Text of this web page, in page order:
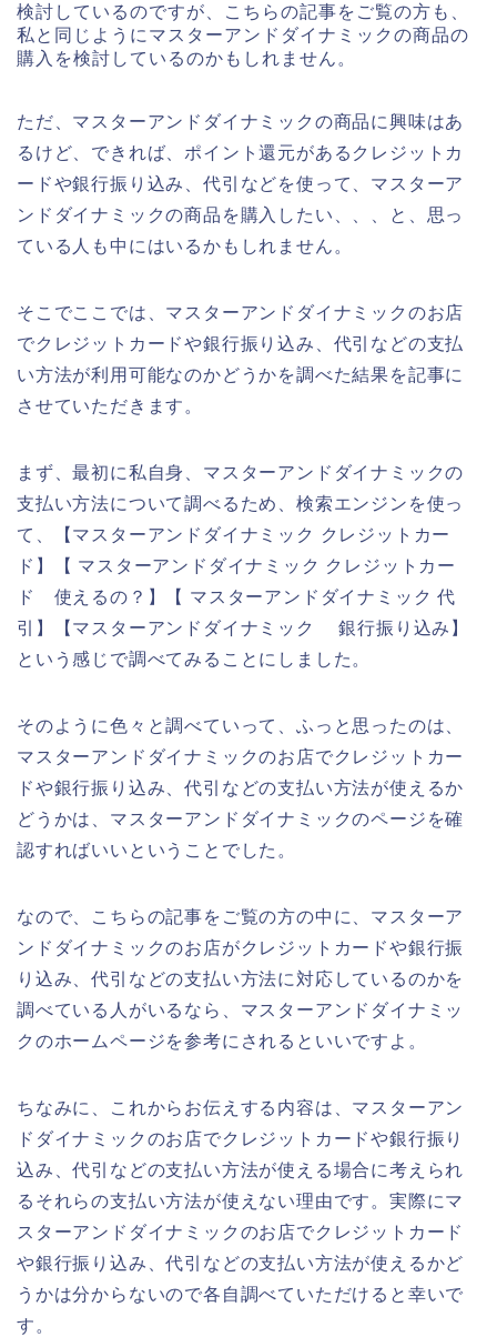
検討しているのですが、こちらの記事をご覧の方も、
私と同じようにマスターアンドダイナミックの商品の
購入を検討しているのかもしれません。
ただ、マスターアンドダイナミックの商品に興味はあ
るけど、できれば、ポイント還元があるクレジットカ
ードや銀行振り込み、代引などを使って、マスターア
ンドダイナミックの商品を購入したい、、、と、思っ
ている人も中にはいるかもしれません。
そこでここでは、マスターアンドダイナミックのお店
でクレジットカードや銀行振り込み、代引などの支払
い方法が利用可能なのかどうかを調べた結果を記事に
させていただきます。
まず、最初に私自身、マスターアンドダイナミックの
支払い方法について調べるため、検索エンジンを使っ
て、【マスターアンドダイナミック クレジットカー
ド】【 マスターアンドダイナミック クレジットカー
ド 使えるの？】【 マスターアンドダイナミック 代
引】【マスターアンドダイナミック 銀行振り込み】
という感じで調べてみることにしました。
そのように色々と調べていって、ふっと思ったのは、
マスターアンドダイナミックのお店でクレジットカー
ドや銀行振り込み、代引などの支払い方法が使えるか
どうかは、マスターアンドダイナミックのページを確
認すればいいということでした。
なので、こちらの記事をご覧の方の中に、マスターア
ンドダイナミックのお店がクレジットカードや銀行振
り込み、代引などの支払い方法に対応しているのかを
調べている人がいるなら、マスターアンドダイナミッ
クのホームページを参考にされるといいですよ。
ちなみに、これからお伝えする内容は、マスターアン
ドダイナミックのお店でクレジットカードや銀行振り
込み、代引などの支払い方法が使える場合に考えられ
るそれらの支払い方法が使えない理由です。実際にマ
スターアンドダイナミックのお店でクレジットカード
や銀行振り込み、代引などの支払い方法が使えるかど
うかは分からないので各自調べていただけると幸いで
す。